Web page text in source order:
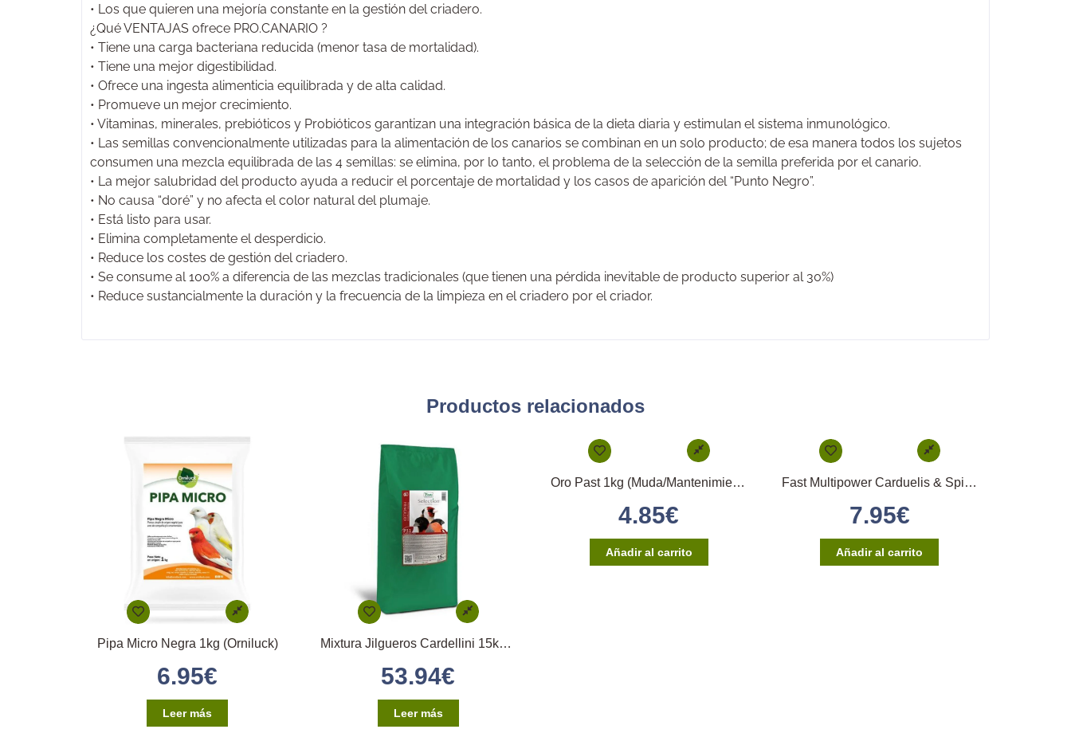
• Los que quieren una mejoría constante en la gestión del criadero.
¿Qué VENTAJAS ofrece PRO.CANARIO ?
• Tiene una carga bacteriana reducida (menor tasa de mortalidad).
• Tiene una mejor digestibilidad.
• Ofrece una ingesta alimenticia equilibrada y de alta calidad.
• Promueve un mejor crecimiento.
• Vitaminas, minerales, prebióticos y Probióticos garantizan una integración básica de la dieta diaria y estimulan el sistema inmunológico.
• Las semillas convencionalmente utilizadas para la alimentación de los canarios se combinan en un solo producto; de esa manera todos los sujetos
consumen una mezcla equilibrada de las 4 semillas: se elimina, por lo tanto, el problema de la selección de la semilla preferida por el canario.
• La mejor salubridad del producto ayuda a reducir el porcentaje de mortalidad y los casos de aparición del “Punto Negro”.
• No causa “doré” y no afecta el color natural del plumaje.
• Está listo para usar.
• Elimina completamente el desperdicio.
• Reduce los costes de gestión del criadero.
• Se consume al 100% a diferencia de las mezclas tradicionales (que tienen una pérdida inevitable de producto superior al 30%)
• Reduce sustancialmente la duración y la frecuencia de la limpieza en el criadero por el criador.
Productos relacionados
Pipa Micro Negra 1kg (Orniluck)
6.95€
Leer más
Mixtura Jilgueros Cardellini 15kg (Pineta)
53.94€
Leer más
Oro Past 1kg (Muda/Mantenimiento/Preparación)
4.85€
Añadir al carrito
Fast Multipower Carduelis & Spinus 1kg
7.95€
Añadir al carrito